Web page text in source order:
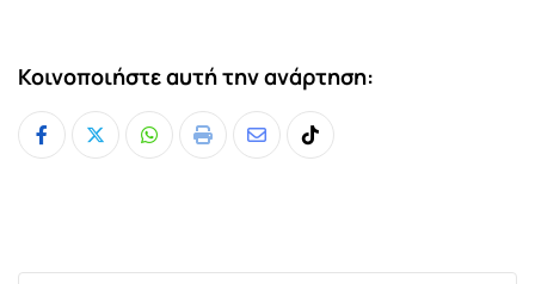
Κοινοποιήστε αυτή την ανάρτηση:
Whatsapp
Print
ShareTiktok